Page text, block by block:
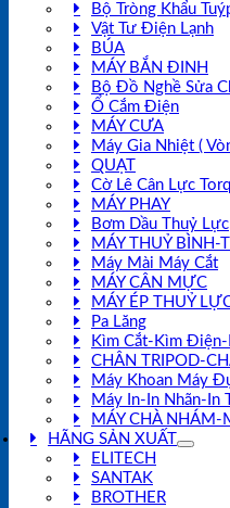
Bộ Tròng Khẩu
Vật Tư Điện Lạnh
BÚA
MÁY BẮN ĐINH
Bộ Đồ Nghề Sửa
Ổ Cắm Điện
MÁY CƯA
Máy Gia Nhiệt (
QUẠT
Cờ Lê Cân Lực
MÁY PHAY
Bơm Dầu Thuỷ Lực
MÁY THUỶ BÌNH-
Máy Mài Máy Cắt
MÁY CÂN MỰC
MÁY ÉP THUỶ
Pa Lăng
Kìm Cắt-Kìm
CHÂN TRIPOD-
Máy Khoan Máy
Máy In-In Nhãn-In
MÁY CHÀ NHÁM-
HÃNG SẢN XUẤT
ELITECH
SANTAK
BROTHER